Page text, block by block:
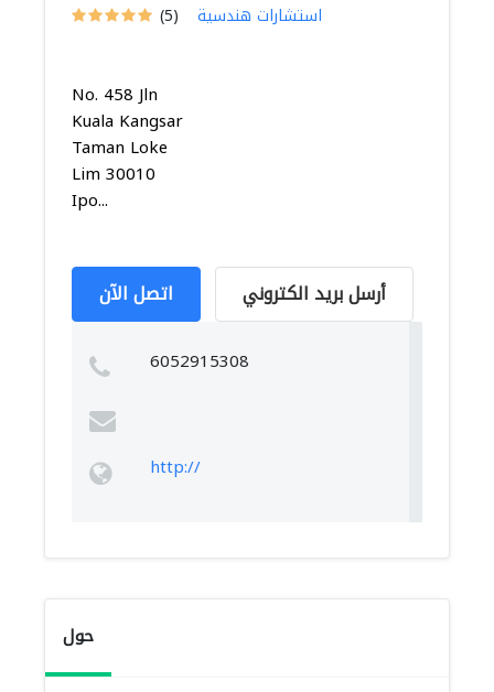
(5) استشارات هندسية
No. 458 Jln
Kuala Kangsar
Taman Loke
Lim 30010
Ipo...
اتصل الآن أرسل بريد الكتروني
6052915308
http://
حول